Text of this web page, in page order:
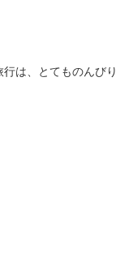
は、とてものんびり